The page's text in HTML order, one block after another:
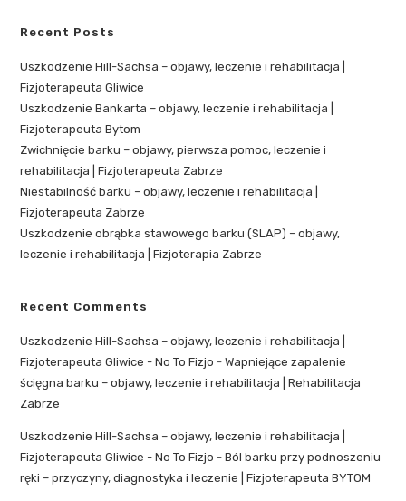
Recent Posts
Uszkodzenie Hill-Sachsa – objawy, leczenie i rehabilitacja |
Fizjoterapeuta Gliwice
Uszkodzenie Bankarta – objawy, leczenie i rehabilitacja |
Fizjoterapeuta Bytom
Zwichnięcie barku – objawy, pierwsza pomoc, leczenie i
rehabilitacja | Fizjoterapeuta Zabrze
Niestabilność barku – objawy, leczenie i rehabilitacja |
Fizjoterapeuta Zabrze
Uszkodzenie obrąbka stawowego barku (SLAP) – objawy,
leczenie i rehabilitacja | Fizjoterapia Zabrze
Recent Comments
Uszkodzenie Hill-Sachsa – objawy, leczenie i rehabilitacja |
Fizjoterapeuta Gliwice - No To Fizjo -Wapniejące zapalenie
ścięgna barku – objawy, leczenie i rehabilitacja | Rehabilitacja
Zabrze
Uszkodzenie Hill-Sachsa – objawy, leczenie i rehabilitacja |
Fizjoterapeuta Gliwice - No To Fizjo -Ból barku przy podnoszeniu
ręki – przyczyny, diagnostyka i leczenie | Fizjoterapeuta BYTOM